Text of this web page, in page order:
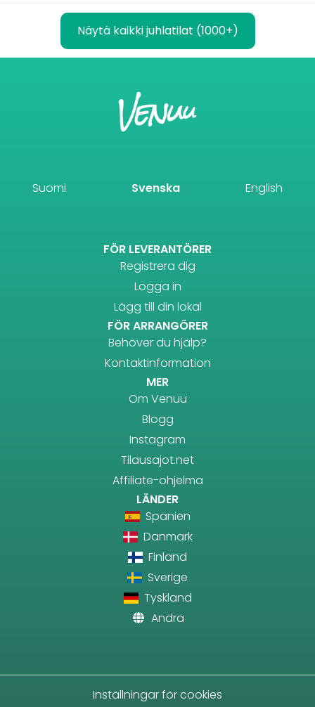
Näytä kaikki juhlatilat (1000+)
Suomi Svenska English
FÖR LEVERANTÖRER
Registrera dig
Logga in
Lägg till din lokal
FÖR ARRANGÖRER
Behöver du hjälp?
Kontaktinformation
MER
Om Venuu
Blogg
Instagram
Tilausajot.net
Affiliate-ohjelma
LÄNDER
Spanien
Danmark
Finland
Sverige
Tyskland
Andra
Inställningar för cookies